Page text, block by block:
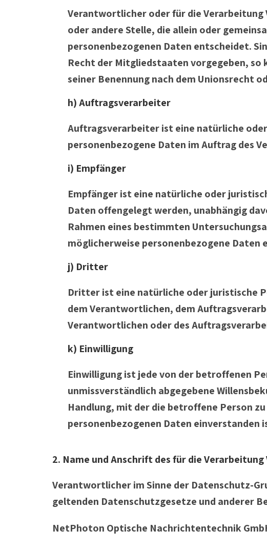
Verantwortlicher oder für die
oder andere Stelle, die allein oder
personenbezogenen Daten entscheidet.
Recht der Mitgliedstaaten vorgegeben,
seiner Benennung nach dem Unionsrecht
h) Auftragsverarbeiter
Auftragsverarbeiter ist eine natürliche
personenbezogene Daten im Auftrag des
i) Empfänger
Empfänger ist eine natürliche oder
Daten offengelegt werden, unabhängig
Rahmen eines bestimmten
möglicherweise personenbezogene Daten
j) Dritter
Dritter ist eine natürliche oder juristische
dem Verantwortlichen, dem
Verantwortlichen oder des
k) Einwilligung
Einwilligung ist jede von der betroffenen
unmissverständlich abgegebene
Handlung, mit der die betroffene Person
personenbezogenen Daten einverstanden
2. Name und Anschrift des für die
Verantwortlicher im Sinne der Datenschutz-
geltenden Datenschutzgesetze und anderer
NetPhoton Optische Nachrichtentechnik